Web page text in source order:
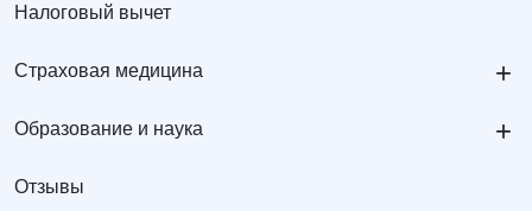
Налоговый вычет
Страховая медицина +
Образование и наука +
Отзывы